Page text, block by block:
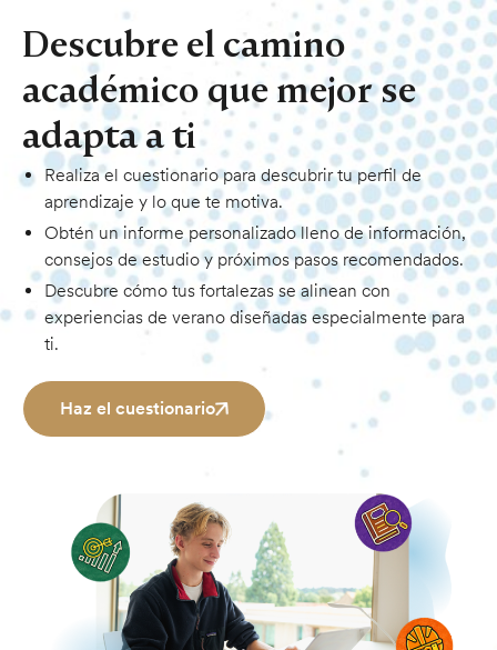
Descubre el camino
académico que mejor se
adapta a ti
Realiza el cuestionario para descubrir tu perfil de
aprendizaje y lo que te motiva.
Obtén un informe personalizado lleno de información,
consejos de estudio y próximos pasos recomendados.
Descubre cómo tus fortalezas se alinean con
experiencias de verano diseñadas especialmente para
ti.
Haz el cuestionario